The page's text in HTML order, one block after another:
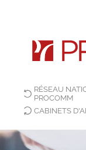
RÉSEAU
PROCOMM
CABINETS